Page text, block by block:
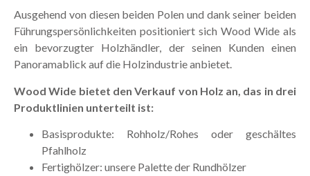
Ausgehend von diesen beiden Polen und dank seiner beiden
Führungspersönlichkeiten positioniert sich Wood Wide als
ein bevorzugter Holzhändler, der seinen Kunden einen
Panoramablick auf die Holzindustrie anbietet.
Wood Wide bietet den Verkauf von Holz an, das in drei
Produktlinien unterteilt ist:
Basisprodukte: Rohholz/Rohes oder geschältes
Pfahlholz
Fertighölzer: unsere Palette der Rundhölzer